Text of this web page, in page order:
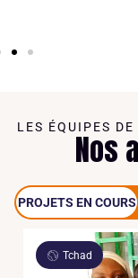
LES ÉQUIPES
Nos
PROJETS EN COURS
Tchad